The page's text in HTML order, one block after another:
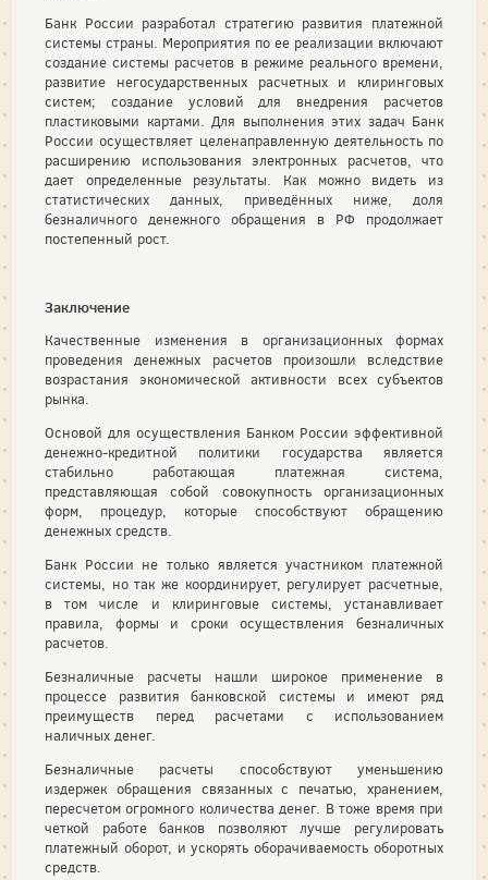
Банк России разработал стратегию развития платежной
системы страны. Мероприятия по ее реализации включают
создание системы расчетов в режиме реального времени,
развитие негосударственных расчетных и клиринговых
систем; создание условий для внедрения расчетов
пластиковыми картами. Для выполнения этих задач Банк
России осуществляет целенаправленную деятельность по
расширению использования электронных расчетов, что
дает определенные результаты. Как можно видеть из
статистических данных, приведённых ниже, доля
безналичного денежного обращения в РФ продолжает
постепенный рост.
Заключение
Качественные изменения в организационных формах
проведения денежных расчетов произошли вследствие
возрастания экономической активности всех субъектов
рынка.
Основой для осуществления Банком России эффективной
денежно-кредитной политики государства является
стабильно работающая платежная система,
представляющая собой совокупность организационных
форм, процедур, которые способствуют обращению
денежных средств.
Банк России не только является участником платежной
системы, но так же координирует, регулирует расчетные,
в том числе и клиринговые системы, устанавливает
правила, формы и сроки осуществления безналичных
расчетов.
Безналичные расчеты нашли широкое применение в
процессе развития банковской системы и имеют ряд
преимуществ перед расчетами с использованием
наличных денег.
Безналичные расчеты способствуют уменьшению
издержек обращения связанных с печатью, хранением,
пересчетом огромного количества денег. В тоже время при
четкой работе банков позволяют лучше регулировать
платежный оборот, и ускорять оборачиваемость оборотных
средств.